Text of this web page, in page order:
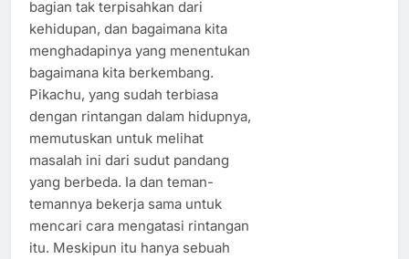
bagian tak terpisahkan dari
kehidupan, dan bagaimana kita
menghadapinya yang menentukan
bagaimana kita berkembang.
Pikachu, yang sudah terbiasa
dengan rintangan dalam hidupnya,
memutuskan untuk melihat
masalah ini dari sudut pandang
yang berbeda. Ia dan teman-
temannya bekerja sama untuk
mencari cara mengatasi rintangan
itu. Meskipun itu hanya sebuah